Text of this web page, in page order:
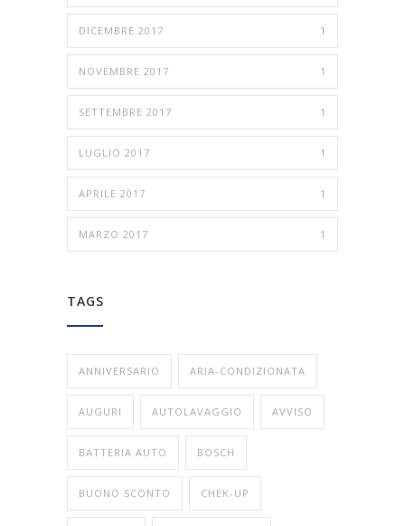
DICEMBRE 2017 1
NOVEMBRE 2017 1
SETTEMBRE 2017 1
LUGLIO 2017 1
APRILE 2017 1
MARZO 2017 1
TAGS
ANNIVERSARIO ARIA-CONDIZIONATA
AUGURI AUTOLAVAGGIO AVVISO
BATTERIA AUTO BOSCH
BUONO SCONTO CHEK-UP